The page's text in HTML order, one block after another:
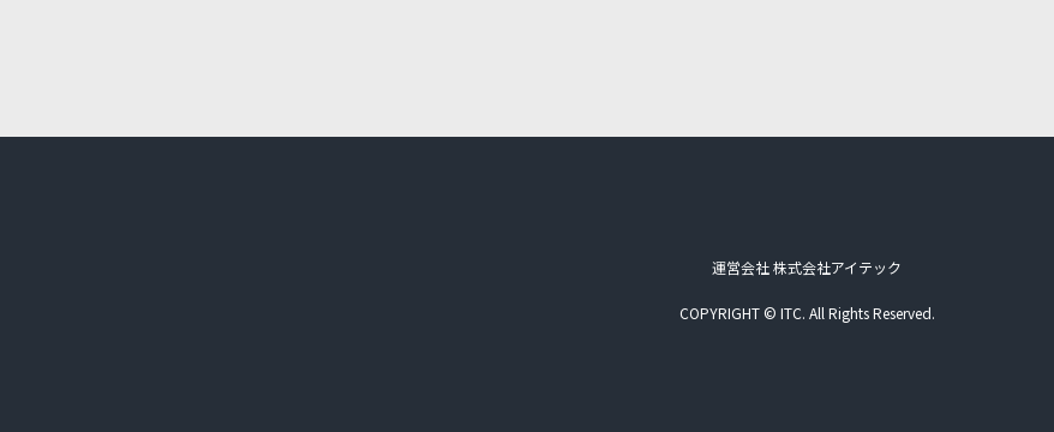
運営会社 株式会社アイテック
COPYRIGHT © ITC. All Rights Reserved.